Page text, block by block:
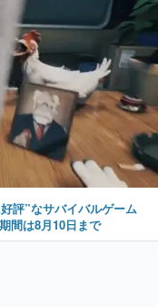
評”なサバイバルゲーム
間は8月10日まで